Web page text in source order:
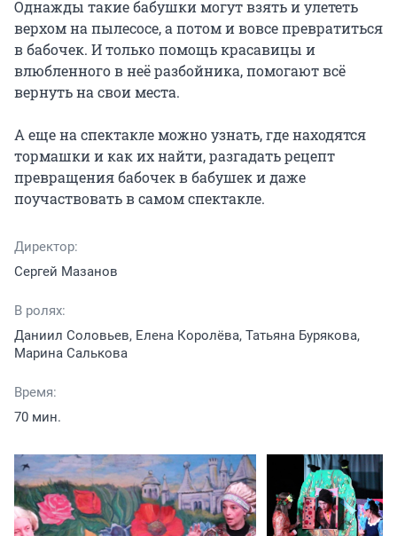
Однажды такие бабушки могут взять и улететь
верхом на пылесосе, а потом и вовсе превратиться
в бабочек. И только помощь красавицы и
влюбленного в неё разбойника, помогают всё
вернуть на свои места.
А еще на спектакле можно узнать, где находятся
тормашки и как их найти, разгадать рецепт
превращения бабочек в бабушек и даже
поучаствовать в самом спектакле.
Директор:
Сергей Мазанов
В ролях:
Даниил Соловьев, Елена Королёва, Татьяна Бурякова,
Марина Салькова
Время:
70 мин.